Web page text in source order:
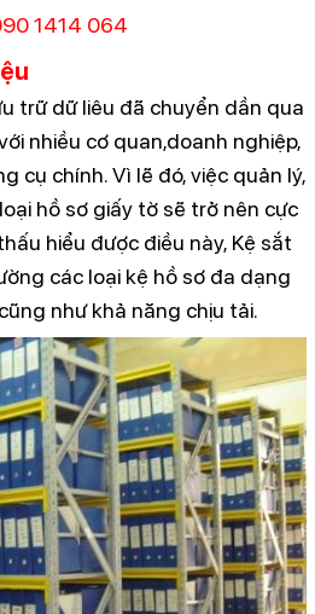
1414 064
trữ dữ liêu đã chuyển dần qua
nhiều cơ quan,doanh nghiệp,
cụ chính. Vì lẽ đó, việc quản lý,
hồ sơ giấy tờ sẽ trở nên cực
hiểu được điều này, Kệ sắt
các loại kệ hồ sơ đa dạng
như khả năng chịu tải.